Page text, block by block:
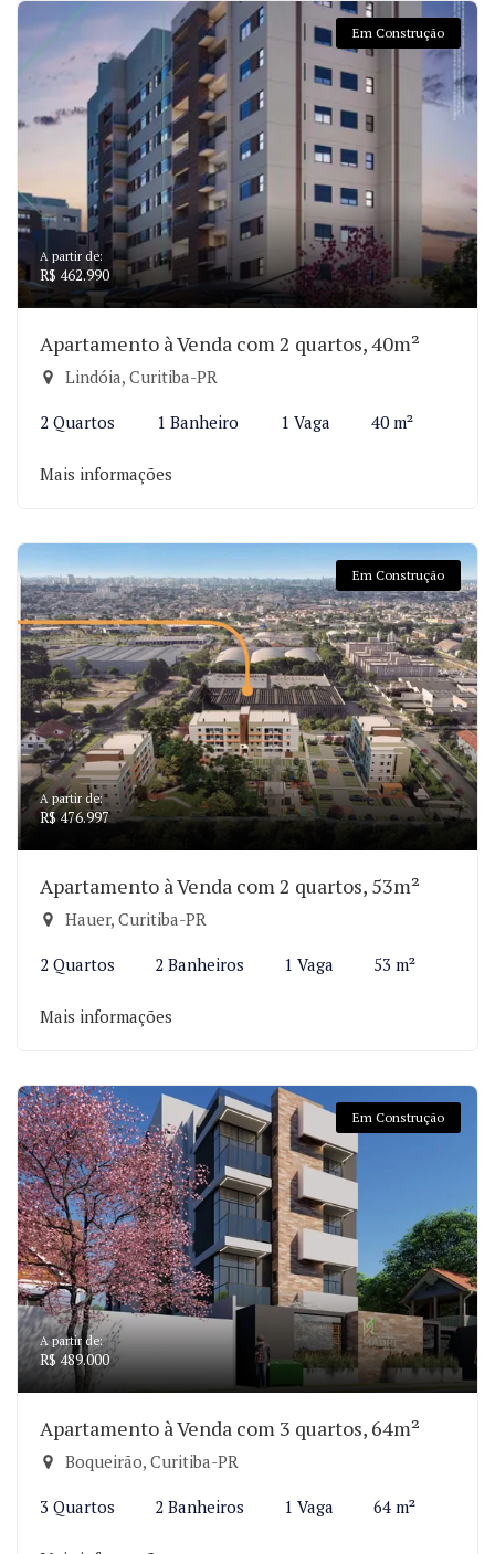
Em Construção
A partir de:
R$ 462.990
Apartamento à Venda com 2 quartos, 40m²
Lindóia, Curitiba-PR
2 Quartos 1 Banheiro 1 Vaga 40 m²
Mais informações
Em Construção
A partir de:
R$ 476.997
Apartamento à Venda com 2 quartos, 53m²
Hauer, Curitiba-PR
2 Quartos 2 Banheiros 1 Vaga 53 m²
Mais informações
Em Construção
A partir de:
R$ 489.000
Apartamento à Venda com 3 quartos, 64m²
Boqueirão, Curitiba-PR
3 Quartos 2 Banheiros 1 Vaga 64 m²